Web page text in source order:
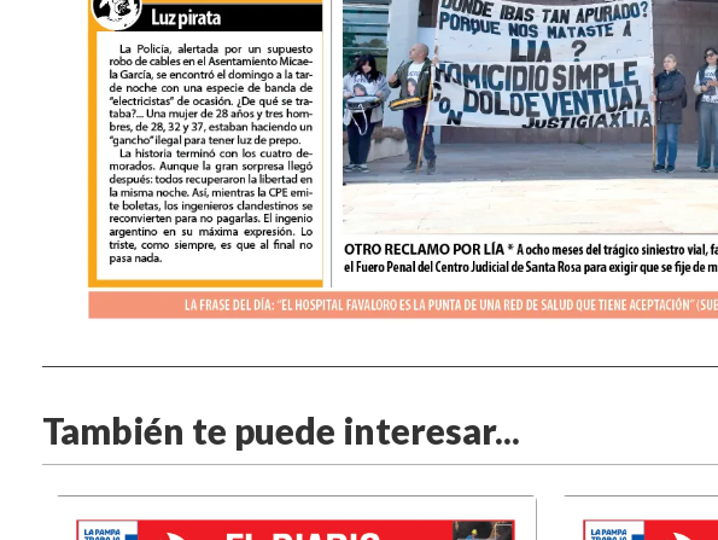
También te puede interesar...